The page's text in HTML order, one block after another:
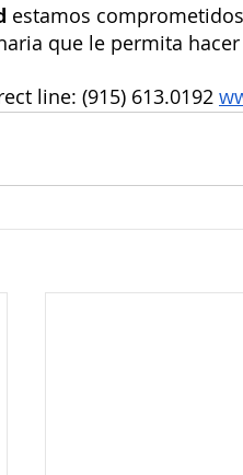
estamos
que le permita
line: (915) 613.0192